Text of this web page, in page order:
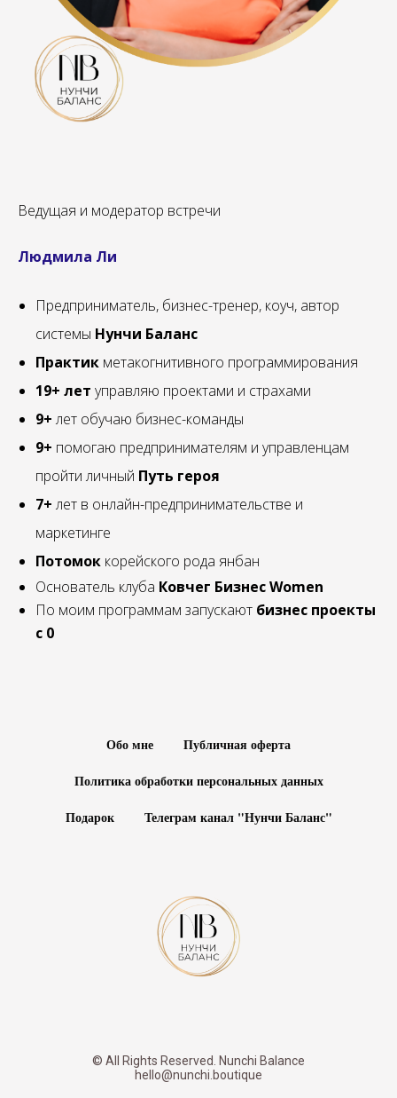
Ведущая и модератор встречи
Людмила Ли
Предприниматель, бизнес-тренер, коуч, автор
системы Нунчи Баланс
Практик метакогнитивного программирования
19+ лет управляю проектами и страхами
9+ лет обучаю бизнес-команды
9+ помогаю предпринимателям и управленцам
пройти личный Путь героя
7+ лет в онлайн-предпринимательстве и
маркетинге
Потомок корейского рода янбан
Основатель клуба Ковчег Бизнес Women
По моим программам запускают бизнес проекты
с 0
Обо мне
Публичная оферта
Политика обработки персональных данных
Подарок
Телеграм канал "Нунчи Баланс"
© All Rights Reserved. Nunchi Balance
hello@nunchi.boutique